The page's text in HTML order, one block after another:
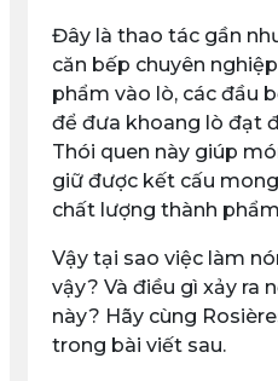
Đây là thao tác gần
căn bếp chuyên
phẩm vào lò, các đầu
để đưa khoang lò đạt
Thói quen này giúp
giữ được kết cấu
chất lượng thành
Vậy tại sao việc làm
vậy? Và điều gì xảy ra
này? Hãy cùng
trong bài viết sau.